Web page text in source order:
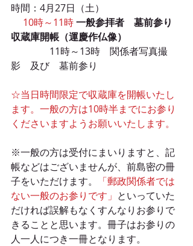
時間：4月27日（土）
10時～11時一般参拝者　墓前参り
収蔵庫開帳（運慶作仏像）
11時～13時　関係者写真撮
影　及び　墓前参り
☆当日時間限定で収蔵庫を開帳いたし
ます。一般の方は10時半までにお参り
くださいますようお願いいたします。
※一般の方は受付にまいりますと、記
帳などはございませんが、前島密の冊
子をいただけます。
「郵政関係者では
ない一般のお参りです」 といっていた
だければ誤解もなくすんなりお参りで
きることと思います。冊子はお参りの
人一人につき一冊となります。